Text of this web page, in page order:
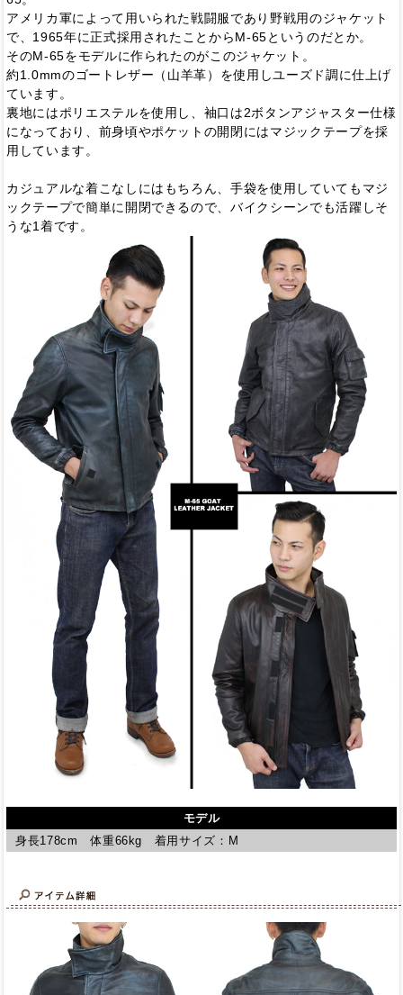
アメリカ軍によって用いられた戦闘服であり野戦用のジャケット
で、1965年に正式採用されたことからM-65というのだとか。
そのM-65をモデルに作られたのがこのジャケット。
約1.0mmのゴートレザー（山羊革）を使用しユーズド調に仕上げ
ています。
裏地にはポリエステルを使用し、袖口は2ボタンアジャスター仕様
になっており、前身頃やポケットの開閉にはマジックテープを採
用しています。
カジュアルな着こなしにはもちろん、手袋を使用していてもマジ
ックテープで簡単に開閉できるので、バイクシーンでも活躍しそ
うな1着です。
モデル
身長178cm 体重66kg 着用サイズ：M